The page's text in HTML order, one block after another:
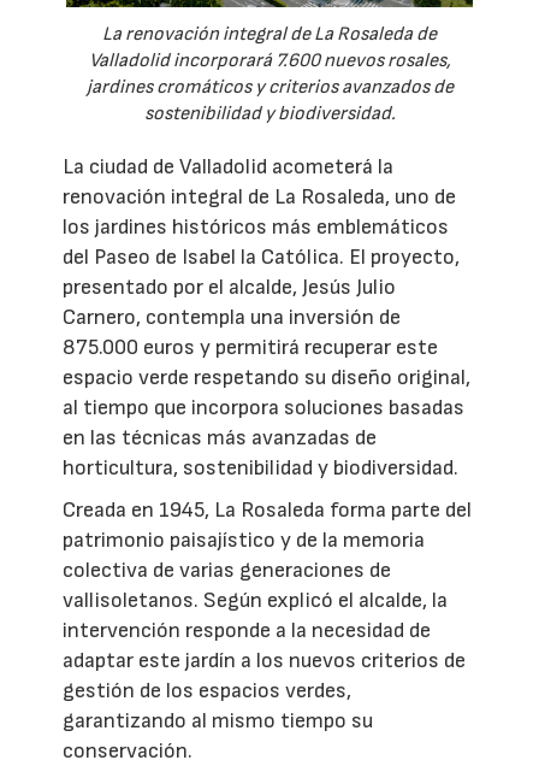
La renovación integral de La Rosaleda de
Valladolid incorporará 7.600 nuevos rosales,
jardines cromáticos y criterios avanzados de
sostenibilidad y biodiversidad.
La ciudad de Valladolid acometerá la
renovación integral de La Rosaleda, uno de
los jardines históricos más emblemáticos
del Paseo de Isabel la Católica. El proyecto,
presentado por el alcalde, Jesús Julio
Carnero, contempla una inversión de
875.000 euros y permitirá recuperar este
espacio verde respetando su diseño original,
al tiempo que incorpora soluciones basadas
en las técnicas más avanzadas de
horticultura, sostenibilidad y biodiversidad.
Creada en 1945, La Rosaleda forma parte del
patrimonio paisajístico y de la memoria
colectiva de varias generaciones de
vallisoletanos. Según explicó el alcalde, la
intervención responde a la necesidad de
adaptar este jardín a los nuevos criterios de
gestión de los espacios verdes,
garantizando al mismo tiempo su
conservación.